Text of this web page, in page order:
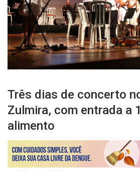
Três dias de concerto
Zulmira, com entrada a
alimento